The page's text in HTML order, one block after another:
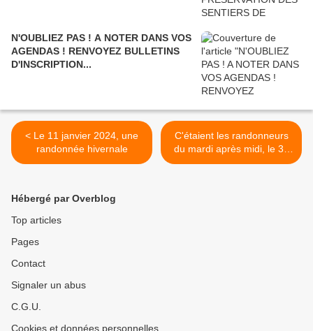
N'OUBLIEZ PAS ! A NOTER DANS VOS
AGENDAS ! RENVOYEZ BULLETINS
D'INSCRIPTION...
< Le 11 janvier 2024, une
randonnée hivernale
C'étaient les randonneurs
du mardi après midi, le 30
janvier, vers les ruines du
Hébergé par Overblog
Top articles
Pages
Contact
Signaler un abus
C.G.U.
Cookies et données personnelles